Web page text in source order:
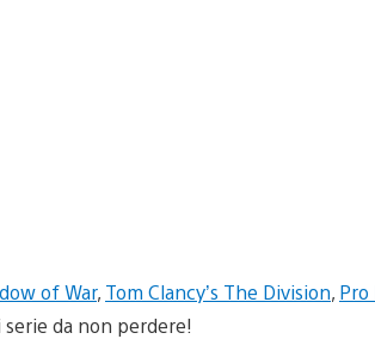
of War, Tom Clancy’s The Division, Pro
da non perdere!